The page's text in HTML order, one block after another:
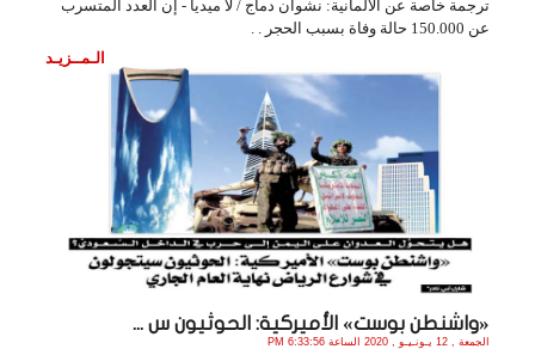
ترجمة خاصة عن الألمانية: نشوان دماج / لا ميديا - إن العدد المتسرب
عن 150.000 حالة وفاة بسبب الحجر . .
الـمــزيـد
«واشنطن بوست» الأميركية: الحوثيون س ...
الجمعة , 12 يـونـيـو , 2020 الساعة 6:33:56 PM